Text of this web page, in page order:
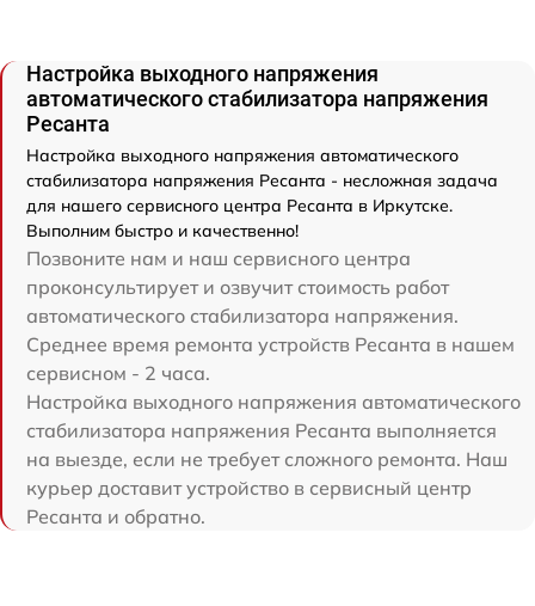
Настройка выходного напряжения
автоматического стабилизатора напряжения
Ресанта
Настройка выходного напряжения автоматического
стабилизатора напряжения Ресанта - несложная задача
для нашего сервисного центра Ресанта в Иркутске.
Выполним быстро и качественно!
Позвоните нам и наш сервисного центра
проконсультирует и озвучит стоимость работ
автоматического стабилизатора напряжения.
Среднее время ремонта устройств Ресанта в нашем
сервисном - 2 часа.
Настройка выходного напряжения автоматического
стабилизатора напряжения Ресанта выполняется
на выезде, если не требует сложного ремонта. Наш
курьер доставит устройство в сервисный центр
Ресанта и обратно.